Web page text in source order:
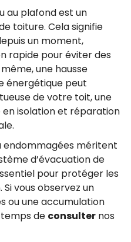
au plafond est un
toiture. Cela signifie
un moment,
rapide pour éviter des
une hausse
énergétique peut
de votre toit, une
isolation et réparation
endommagées méritent
d’évacuation de
pour protéger les
vous observez un
ou une accumulation
de consulter nos